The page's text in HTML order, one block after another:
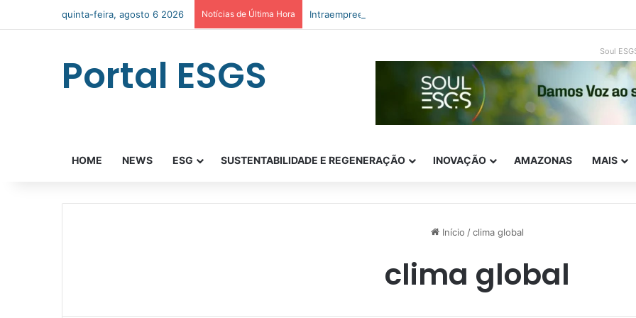
quinta-feira, agosto 6 2026 Notícias de Última Hora Intraempreendedorismo e ESG: como inovar com impacto real
Portal ESGS Soul
HOME NEWS ESG SUSTENTABILIDADE E REGENERAÇÃO INOVAÇÃO AMAZONAS MAIS
Início / clima global
clima global